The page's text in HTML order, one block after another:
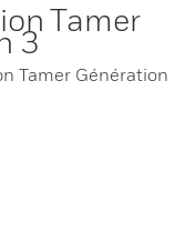
Tamer
3
Tamer Génération